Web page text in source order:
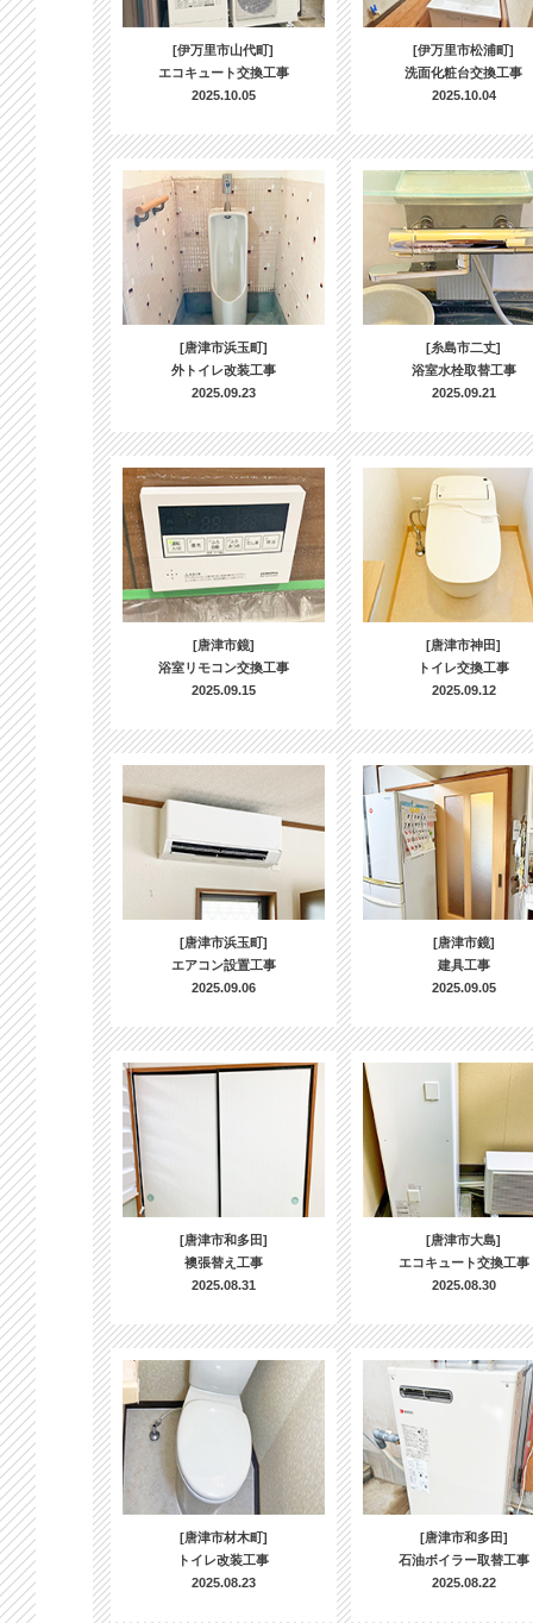
[伊万里市山代町]
エコキュート交換工事
2025.10.05
[伊万里市松浦町]
洗面化粧台交換工事
2025.10.04
[唐津市浜玉町]
外トイレ改装工事
2025.09.23
[糸島市二丈]
浴室水栓取替工事
2025.09.21
[唐津市鏡]
浴室リモコン交換工事
2025.09.15
[唐津市神田]
トイレ交換工事
2025.09.12
[唐津市浜玉町]
エアコン設置工事
2025.09.06
[唐津市鏡]
建具工事
2025.09.05
[唐津市和多田]
襖張替え工事
2025.08.31
[唐津市大島]
エコキュート交換工事
2025.08.30
[唐津市材木町]
トイレ改装工事
2025.08.23
[唐津市和多田]
石油ボイラー取替工事
2025.08.22